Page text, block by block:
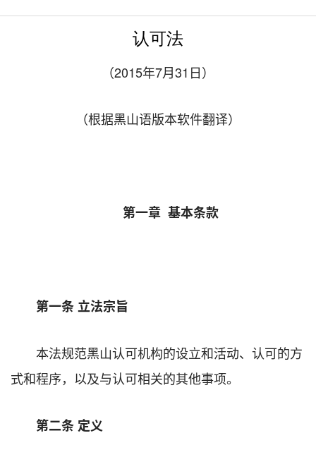
认可法
（2015年7月31日）
（根据黑山语版本软件翻译）
第一章 基本条款
第一条 立法宗旨
本法规范黑山认可机构的设立和活动、认可的方
式和程序，以及与认可相关的其他事项。
第二条 定义